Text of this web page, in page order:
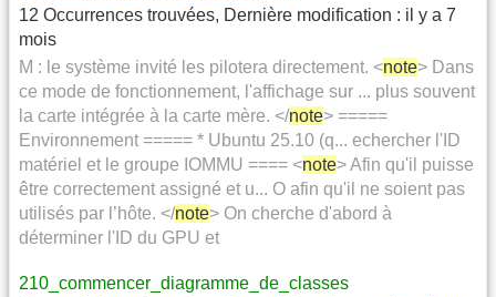
12 Occurrences trouvées, Dernière modification : il y a 7
mois
M : le système invité les pilotera directement. <note> Dans
ce mode de fonctionnement, l'affichage sur ... plus souvent
la carte intégrée à la carte mère. </note> =====
Environnement ===== * Ubuntu 25.10 (q... echercher l'ID
matériel et le groupe IOMMU ==== <note> Afin qu'il puisse
être correctement assigné et u... O afin qu'il ne soient pas
utilisés par l’hôte. </note> On cherche d'abord à
déterminer l'ID du GPU et
210_commencer_diagramme_de_classes